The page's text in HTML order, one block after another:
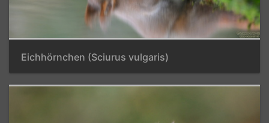
Eichhörnchen (Sciurus vulgaris)